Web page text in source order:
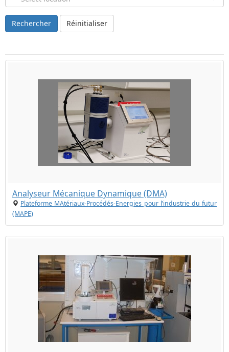
Rechercher Réinitialiser
Analyseur Mécanique Dynamique (DMA)
Plateforme MAtériaux-Procédés-Energies pour l’industrie du futur
(MAPE)